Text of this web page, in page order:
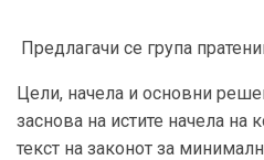
Предлагачи се група
Цели, начела и основни
заснова на истите начела на
текст на законот за